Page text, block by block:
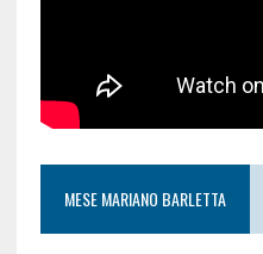
MESE MARIANO BARLETTA